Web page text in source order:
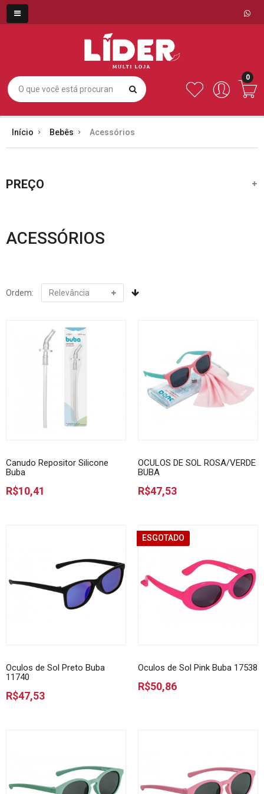
0
Início Bebês Acessórios
PREÇO
ACESSÓRIOS
Ordem:
Canudo Repositor Silicone
Buba
R$10,41
OCULOS DE SOL ROSA/VERDE
BUBA
R$47,53
Oculos de Sol Preto Buba
11740
R$47,53
ESGOTADO
Oculos de Sol Pink Buba 17538
R$50,86